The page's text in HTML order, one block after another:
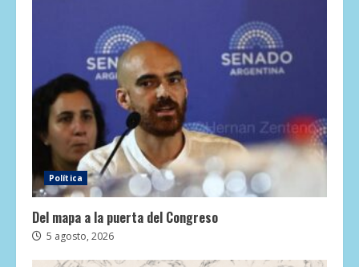
Política
Del mapa a la puerta del Congreso
5 agosto, 2026